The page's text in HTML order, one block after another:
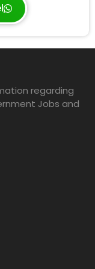
regarding
Jobs and